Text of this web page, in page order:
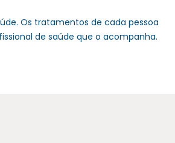
Os tratamentos de cada pessoa
de saúde que o acompanha.